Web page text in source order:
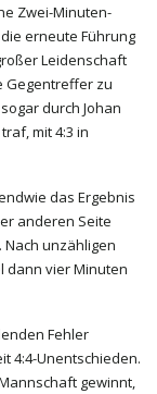
Zwei-Minuten-
erneute Führung
Leidenschaft
Gegentreffer zu
durch Johan
mit 4:3 in
das Ergebnis
anderen Seite
unzähligen
dann vier Minuten
Fehler
4:4-Unentschieden.
gewinnt,